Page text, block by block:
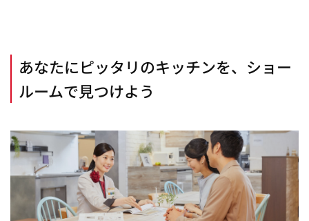
あなたにピッタリのキッチンを、ショー
ルームで見つけよう